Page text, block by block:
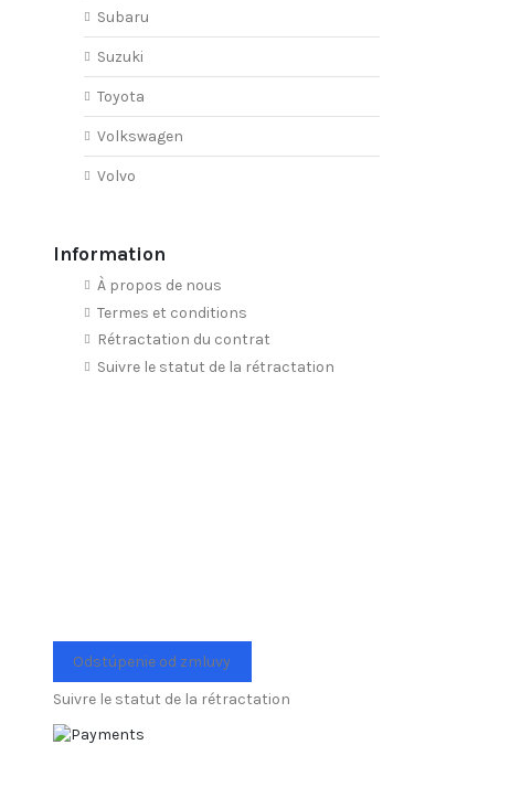
Subaru
Suzuki
Toyota
Volkswagen
Volvo
Information
À propos de nous
Termes et conditions
Rétractation du contrat
Suivre le statut de la rétractation
Odstúpenie od zmluvy
Suivre le statut de la rétractation